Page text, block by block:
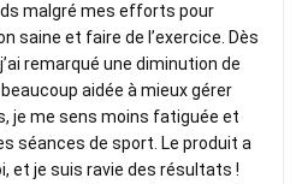
malgré mes efforts pour
saine et faire de l’exercice. Dès
remarqué une diminution de
aidée à mieux gérer
je me sens moins fatiguée et
séances de sport. Le produit a
et je suis ravie des résultats !